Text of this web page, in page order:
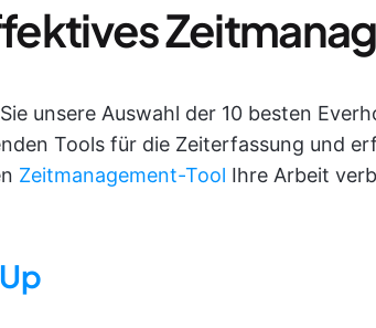
unsere Auswahl der 10 besten
Tools für die Zeiterfassung und
Zeitmanagement-Tool Ihre Arbeit